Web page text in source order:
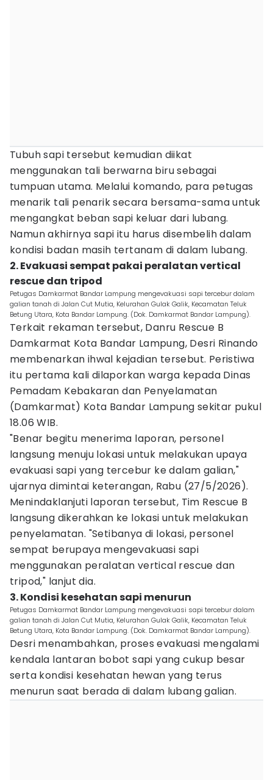
Tubuh sapi tersebut kemudian diikat
menggunakan tali berwarna biru sebagai
tumpuan utama. Melalui komando, para petugas
menarik tali penarik secara bersama-sama untuk
mengangkat beban sapi keluar dari lubang.
Namun akhirnya sapi itu harus disembelih dalam
kondisi badan masih tertanam di dalam lubang.
2. Evakuasi sempat pakai peralatan vertical
rescue dan tripod
Petugas Damkarmat Bandar Lampung mengevakuasi sapi tercebur dalam
galian tanah di Jalan Cut Mutia, Kelurahan Gulak Galik, Kecamatan Teluk
Betung Utara, Kota Bandar Lampung. (Dok. Damkarmat Bandar Lampung).
Terkait rekaman tersebut, Danru Rescue B
Damkarmat Kota Bandar Lampung, Desri Rinando
membenarkan ihwal kejadian tersebut. Peristiwa
itu pertama kali dilaporkan warga kepada Dinas
Pemadam Kebakaran dan Penyelamatan
(Damkarmat) Kota Bandar Lampung sekitar pukul
18.06 WIB.
"Benar begitu menerima laporan, personel
langsung menuju lokasi untuk melakukan upaya
evakuasi sapi yang tercebur ke dalam galian,"
ujarnya dimintai keterangan, Rabu (27/5/2026).
Menindaklanjuti laporan tersebut, Tim Rescue B
langsung dikerahkan ke lokasi untuk melakukan
penyelamatan. "Setibanya di lokasi, personel
sempat berupaya mengevakuasi sapi
menggunakan peralatan vertical rescue dan
tripod," lanjut dia.
3. Kondisi kesehatan sapi menurun
Petugas Damkarmat Bandar Lampung mengevakuasi sapi tercebur dalam
galian tanah di Jalan Cut Mutia, Kelurahan Gulak Galik, Kecamatan Teluk
Betung Utara, Kota Bandar Lampung. (Dok. Damkarmat Bandar Lampung).
Desri menambahkan, proses evakuasi mengalami
kendala lantaran bobot sapi yang cukup besar
serta kondisi kesehatan hewan yang terus
menurun saat berada di dalam lubang galian.